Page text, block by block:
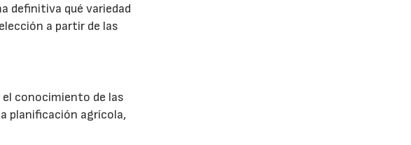
definitiva qué variedad
a partir de las
conocimiento de las
planificación agrícola,